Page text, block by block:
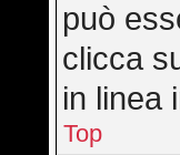
può
clicca
in linea
Top